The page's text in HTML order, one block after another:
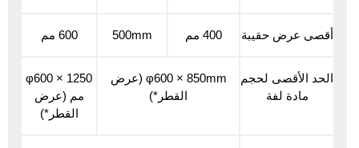
أقصى عرض حقيبة 400 مم 500mm 600 مم
الحد الأقصى لحجم
مادة لفة
φ600 × 850mm (عرض
القطر*)
φ600 × 1250
مم (عرض
القطر*)